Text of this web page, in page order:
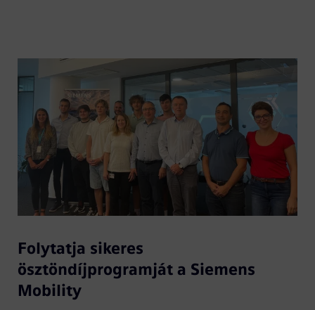
Folytatja sikeres
ösztöndíjprogramját a Siemens
Mobility